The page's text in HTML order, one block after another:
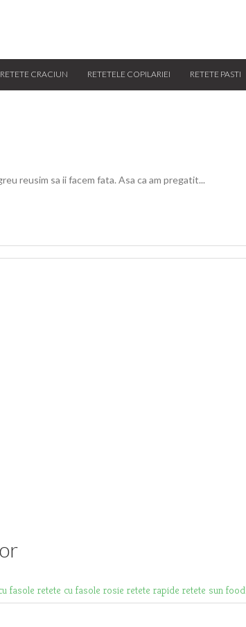
RETETE CRACIUN RETETELE COPILARIEI RETETE PASTI
reusim sa ii facem fata. Asa ca am pregatit...
fasole retete cu fasole rosie retete rapide retete sun food